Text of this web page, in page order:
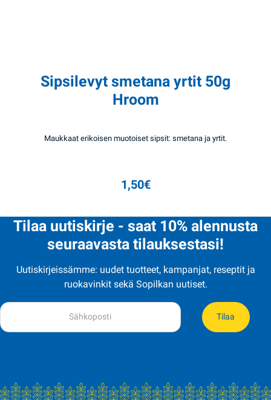
Sipsilevyt smetana yrtit 50g
Hroom
Maukkaat erikoisen muotoiset sipsit: smetana ja yrtit.
1,50€
Tilaa uutiskirje - saat 10% alennusta
seuraavasta tilauksestasi!
Uutiskirjeissämme: uudet tuotteet, kampanjat, reseptit ja
ruokavinkit sekä Sopilkan uutiset.
Tilaa